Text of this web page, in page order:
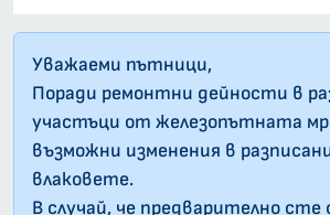
Уважаеми пътници,
Поради ремонтни дейности в
участъци от железопътната
възможни изменения в
влаковете.
В случай, че предварително сте